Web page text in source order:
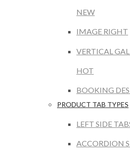
NEW
IMAGE RIGHT
VERTICAL
HOT
BOOKING
PRODUCT TAB TYPES
LEFT SIDE
ACCORDION